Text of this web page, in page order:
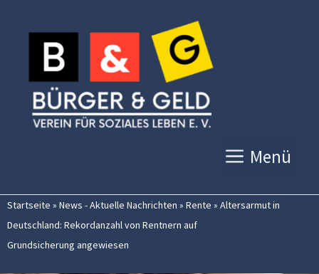
Inhalt
springen
Menü
Startseite » News - Aktuelle Nachrichten » Rente » Altersarmut in
Deutschland: Rekordanzahl von Rentnern auf
Grundsicherung angewiesen